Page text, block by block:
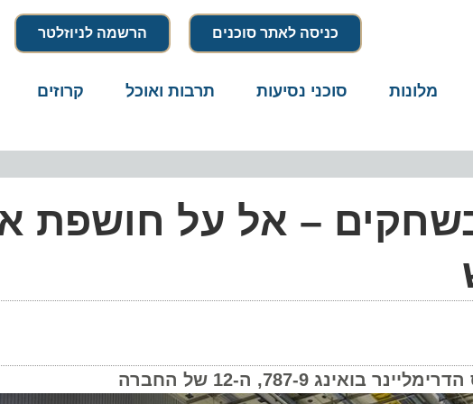
כניסה לאתר סוכנים הרשמה לניוזלטר
מלונות סוכני נסיעות תרבות ואוכל קרוזים
– אל על חושפת
787-9, ה-12 של החברה